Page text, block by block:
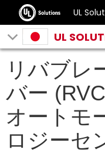
UL
UL
リバブレ
バー
オートモ
ロジーセ